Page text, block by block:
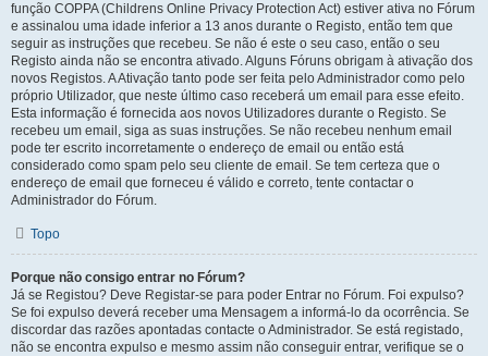
função COPPA (Childrens Online Privacy Protection Act) estiver ativa no Fórum
e assinalou uma idade inferior a 13 anos durante o Registo, então tem que
seguir as instruções que recebeu. Se não é este o seu caso, então o seu
Registo ainda não se encontra ativado. Alguns Fóruns obrigam à ativação dos
novos Registos. A Ativação tanto pode ser feita pelo Administrador como pelo
próprio Utilizador, que neste último caso receberá um email para esse efeito.
Esta informação é fornecida aos novos Utilizadores durante o Registo. Se
recebeu um email, siga as suas instruções. Se não recebeu nenhum email
pode ter escrito incorretamente o endereço de email ou então está
considerado como spam pelo seu cliente de email. Se tem certeza que o
endereço de email que forneceu é válido e correto, tente contactar o
Administrador do Fórum.
Topo
Porque não consigo entrar no Fórum?
Já se Registou? Deve Registar-se para poder Entrar no Fórum. Foi expulso?
Se foi expulso deverá receber uma Mensagem a informá-lo da ocorrência. Se
discordar das razões apontadas contacte o Administrador. Se está registado,
não se encontra expulso e mesmo assim não conseguir entrar, verifique se o